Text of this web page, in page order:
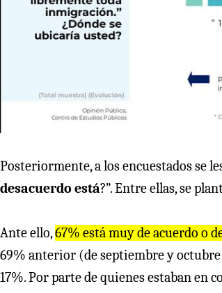
Posteriormente, a los encuestados se
desacuerdo está?”. Entre ellas, se
Ante ello,67% está muy de acuerdo o
69% anterior (de septiembre y octubre
17%. Por parte de quienes estaban en